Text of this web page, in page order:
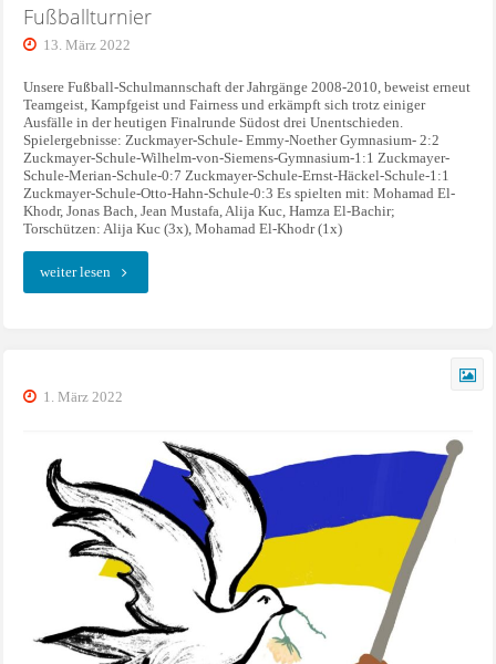
Fußballturnier
13. März 2022
Unsere Fußball-Schulmannschaft der Jahrgänge 2008-2010, beweist erneut
Teamgeist, Kampfgeist und Fairness und erkämpft sich trotz einiger
Ausfälle in der heutigen Finalrunde Südost drei Unentschieden.
Spielergebnisse: Zuckmayer-Schule- Emmy-Noether Gymnasium- 2:2
Zuckmayer-Schule-Wilhelm-von-Siemens-Gymnasium-1:1 Zuckmayer-
Schule-Merian-Schule-0:7 Zuckmayer-Schule-Ernst-Häckel-Schule-1:1
Zuckmayer-Schule-Otto-Hahn-Schule-0:3 Es spielten mit: Mohamad El-
Khodr, Jonas Bach, Jean Mustafa, Alija Kuc, Hamza El-Bachir;
Torschützen: Alija Kuc (3x), Mohamad El-Khodr (1x)
weiter lesen"Fußballturnier"
1. März 2022